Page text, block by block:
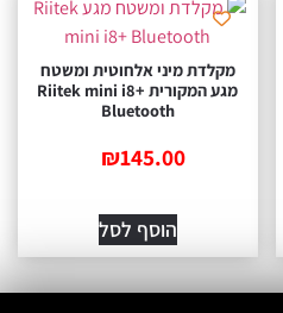
מקלדת מיני אלחוטית ומשטח
מגע המקורית Riitek mini i8+
Bluetooth
₪145.00
הוסף לסל